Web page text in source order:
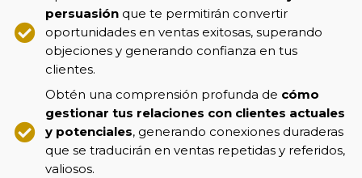
persuasiónque te permitirán convertir
oportunidades en ventas exitosas, superando
objeciones y generando confianza en tus
clientes.
Obtén una comprensión profunda de cómo
gestionar tus relaciones con clientes actuales
y potenciales, generando conexiones duraderas
que se traducirán en ventas repetidas y referidos,
valiosos.